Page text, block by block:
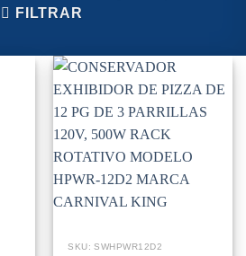
FILTRAR
SKU: SWHPWR12D2